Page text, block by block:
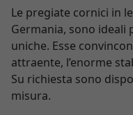
Le pregiate cornici in
Germania, sono ideali
uniche. Esse
attraente, l’enorme
Su richiesta sono
misura.